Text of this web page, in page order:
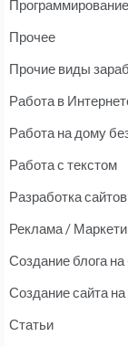
Программирование
Прочее
Прочие виды
Работа в
Работа на дому
Работа с текстом
Разработка сайтов
Реклама /
Создание блога
Создание сайта
Статьи